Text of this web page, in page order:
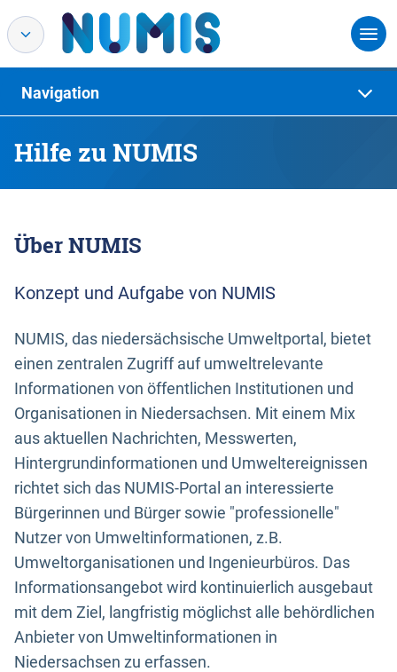
Hilfe zu NUMIS
Navigation
Über NUMIS
Konzept und Aufgabe von NUMIS
NUMIS, das niedersächsische Umweltportal, bietet
einen zentralen Zugriff auf umweltrelevante
Informationen von öffentlichen Institutionen und
Organisationen in Niedersachsen. Mit einem Mix
aus aktuellen Nachrichten, Messwerten,
Hintergrundinformationen und Umweltereignissen
richtet sich das NUMIS-Portal an interessierte
Bürgerinnen und Bürger sowie "professionelle"
Nutzer von Umweltinformationen, z.B.
Umweltorganisationen und Ingenieurbüros. Das
Informationsangebot wird kontinuierlich ausgebaut
mit dem Ziel, langfristig möglichst alle behördlichen
Anbieter von Umweltinformationen in
Niedersachsen zu erfassen.